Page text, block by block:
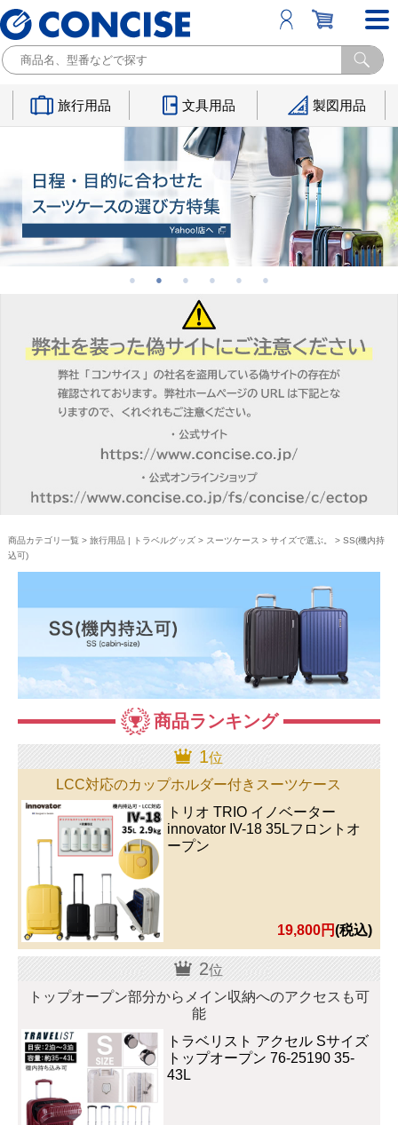
旅行用品 文具用品 製図用品
商品カテゴリ一覧 > 旅行用品 | トラベルグッズ> スーツケース > サイズで選ぶ。
> SS(機内持
込可)
商品ランキング
1位
LCC対応のカップホルダー付きスーツケース
トリオ TRIO イノベーター
innovator IV-18 35Lフロントオ
ープン
19,800円(税込)
2位
トップオープン部分からメイン収納へのアクセスも可
能
トラベリスト アクセル Sサイズ
トップオープン 76-25190 35-
43L